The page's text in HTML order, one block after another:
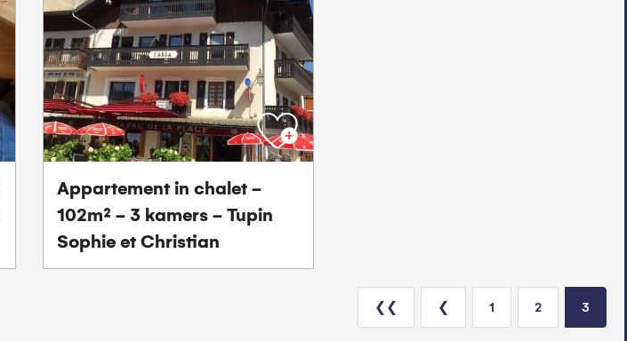
Appartement in chalet -
102m² - 3 kamers - Tupin
Sophie et Christian
❮❮ ❮ 1 2 3